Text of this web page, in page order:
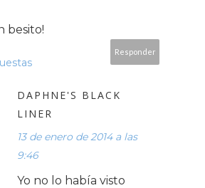
besito!
Responder
DAPHNE'S BLACK
LINER
13 de enero de 2014 a las
9:46
Yo no lo había visto